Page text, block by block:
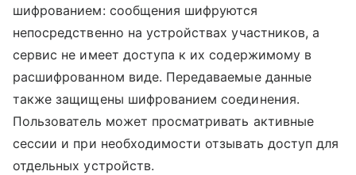
шифрованием: сообщения шифруются
непосредственно на устройствах участников, а
сервис не имеет доступа к их содержимому в
расшифрованном виде. Передаваемые данные
также защищены шифрованием соединения.
Пользователь может просматривать активные
сессии и при необходимости отзывать доступ для
отдельных устройств.